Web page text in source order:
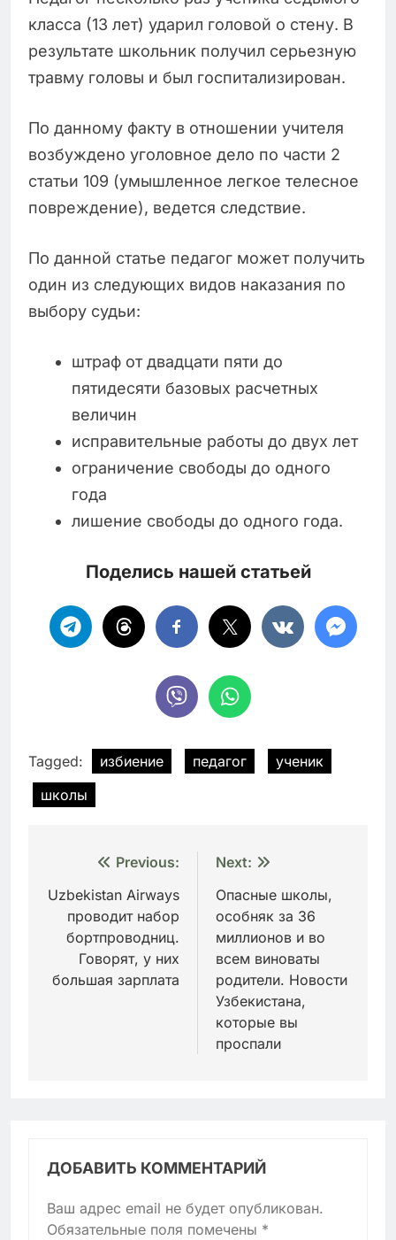
класса (13 лет) ударил головой о стену. В
результате школьник получил серьезную
травму головы и был госпитализирован.
По данному факту в отношении учителя
возбуждено уголовное дело по части 2
статьи 109 (умышленное легкое телесное
повреждение), ведется следствие.
По данной статье педагог может получить
один из следующих видов наказания по
выбору судьи:
штраф от двадцати пяти до
пятидесяти базовых расчетных
величин
исправительные работы до двух лет
ограничение свободы до одного
года
лишение свободы до одного года.
Поделись нашей статьей
Tagged: избиение педагог
ученик
школы
Навигация
по
записям
Previous:
Uzbekistan Airways
проводит набор
бортпроводниц.
Говорят, у них
большая зарплата
Next:
Опасные школы,
особняк за 36
миллионов и во
всем виноваты
родители. Новости
Узбекистана,
которые вы
проспали
ДОБАВИТЬ КОММЕНТАРИЙ
Ваш адрес email не будет опубликован.
Обязательные поля помечены *